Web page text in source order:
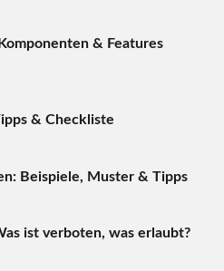
& Features
& Checkliste
Beispiele, Muster & Tipps
ist verboten, was erlaubt?